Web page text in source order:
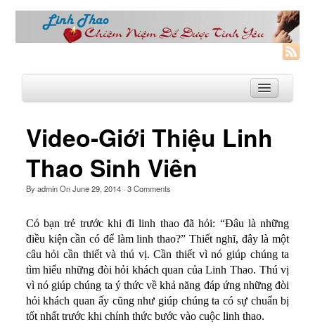
Linh Thao
Linhthao.org
Bạn Đường Linh Thao
Để Tự Do và Hạnh Phúc hơn
Khoá Linh Thao
Kinh Nghiệm
Video-Giới Thiệu Linh
Thao Sinh Viên
ByadminOnJune 29, 2014· 3Comments
Có bạn trẻ trước khi đi linh thao đã hỏi: “Đâu là những
điều kiện cần có để làm linh thao?” Thiết nghĩ, đây là một
câu hỏi cần thiết và thú vị. Cần thiết vì nó giúp chúng ta
tìm hiểu những đòi hỏi khách quan của Linh Thao. Thú vị
vì nó giúp chúng ta ý thức về khả năng đáp ứng những đòi
hỏi khách quan ấy cũng như giúp chúng ta có sự chuẩn bị
tốt nhất trước khi chính thức bước vào cuộc linh thao.